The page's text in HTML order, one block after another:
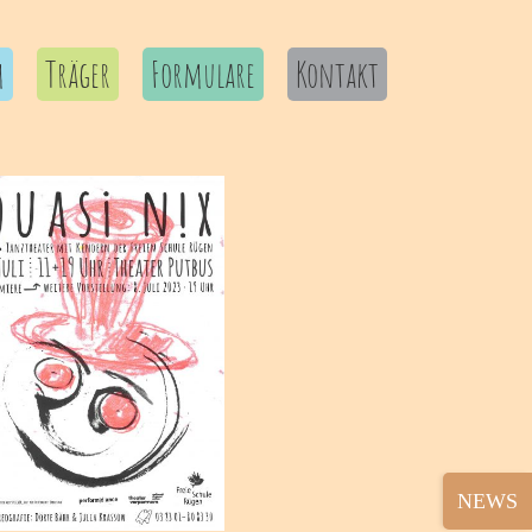
Träger Formulare Kontakt
Sliding